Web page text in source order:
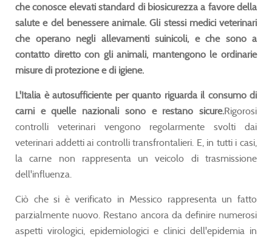
che conosce elevati standard di biosicurezza a favore della
salute e del benessere animale. Gli stessi medici veterinari
che operano negli allevamenti suinicoli, e che sono a
contatto diretto con gli animali, mantengono le ordinarie
misure di protezione e di igiene.
L'Italia è autosufficiente per quanto riguarda il consumo di
carni e quelle nazionali sono e restano sicure.Rigorosi
controlli veterinari vengono regolarmente svolti dai
veterinari addetti ai controlli transfrontalieri. E, in tutti i casi,
la carne non rappresenta un veicolo di trasmissione
dell'influenza.
Ciò che si è verificato in Messico rappresenta un fatto
parzialmente nuovo. Restano ancora da definire numerosi
aspetti virologici, epidemiologici e clinici dell'epidemia in